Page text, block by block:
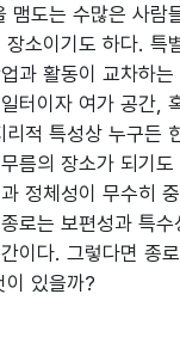
맴도는 수많은 사람
소이기도 하다. 특
과 활동이 교차하는
터이자 여가 공간,
적 특성상 누구든
름의 장소가 되기
정체성이 무수히
로는 보편성과 특수
이다. 그렇다면 종
이 있을까?